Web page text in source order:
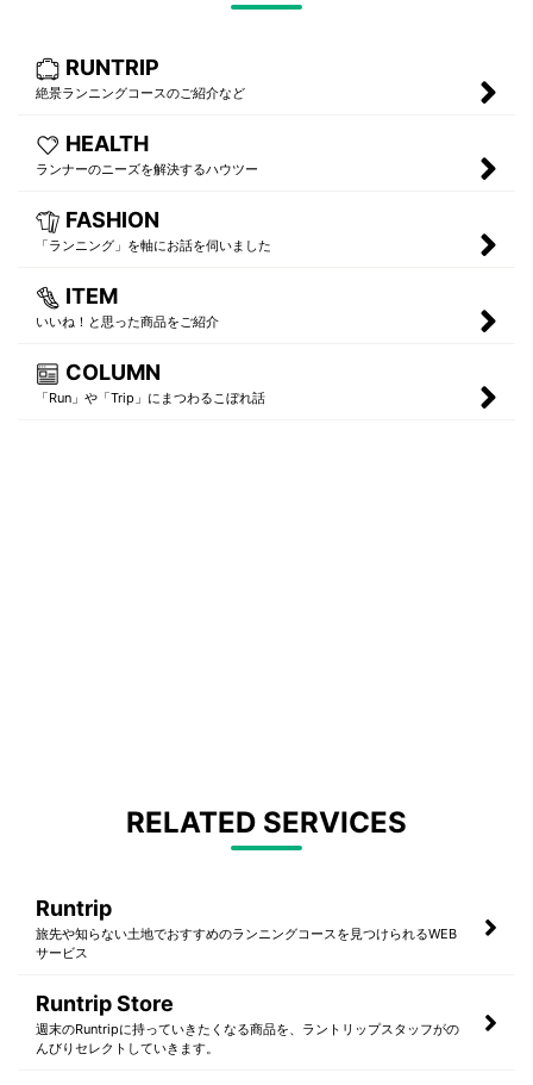
RUNTRIP
絶景ランニングコースのご紹介など
HEALTH
ランナーのニーズを解決するハウツー
FASHION
「ランニング」を軸にお話を伺いました
ITEM
いいね！と思った商品をご紹介
COLUMN
「Run」や「Trip」にまつわるこぼれ話
RELATED SERVICES
Runtrip
旅先や知らない土地でおすすめのランニングコースを見つけられるWEB
サービス
Runtrip Store
週末のRuntripに持っていきたくなる商品を、ラントリップスタッフがの
んびりセレクトしていきます。